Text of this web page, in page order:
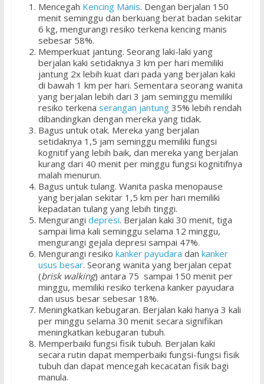
Mencegah Kencing Manis. Dengan berjalan 150
menit seminggu dan berkuang berat badan sekitar
6 kg, mengurangi resiko terkena kencing manis
sebesar 58%.
Memperkuat jantung. Seorang laki-laki yang
berjalan kaki setidaknya 3 km per hari memiliki
jantung 2x lebih kuat dari pada yang berjalan kaki
di bawah 1 km per hari. Sementara seorang wanita
yang berjalan lebih dari 3 jam seminggu memiliki
resiko terkena serangan jantung35% lebih rendah
dibandingkan dengan mereka yang tidak.
Bagus untuk otak. Mereka yang berjalan
setidaknya 1,5 jam seminggu memiliki fungsi
kognitif yang lebih baik, dan mereka yang berjalan
kurang dari 40 menit per minggu fungsi kognitifnya
malah menurun.
Bagus untuk tulang. Wanita paska menopause
yang berjalan sekitar 1,5 km per hari memiliki
kepadatan tulang yang lebih tinggi.
Mengurangi depresi. Berjalan kaki 30 menit, tiga
sampai lima kali seminggu selama 12 minggu,
mengurangi gejala depresi sampai 47%.
Mengurangi resiko kanker payudara dan kanker
usus besar. Seorang wanita yang berjalan cepat
(brisk walking) antara 75 sampai 150 menit per
minggu, memiliki resiko terkena kanker payudara
dan usus besar sebesar 18%.
Meningkatkan kebugaran. Berjalan kaki hanya 3 kali
per minggu selama 30 menit secara signifikan
meningkatkan kebugaran tubuh.
Memperbaiki fungsi fisik tubuh. Berjalan kaki
secara rutin dapat memperbaiki fungsi-fungsi fisik
tubuh dan dapat mencegah kecacatan fisik bagi
manula.